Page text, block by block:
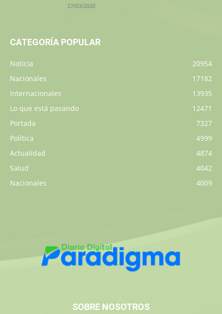
27/03/2020
CATEGORÍA POPULAR
Noticia
20954
Nacionales
17182
Internacionales
13935
Lo que está pasando
12471
Portada
7327
Política
4999
Actualidad
4874
Salud
4042
Nacionales
4009
SOBRE NOSOTROS